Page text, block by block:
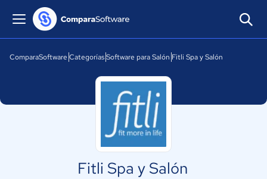
ComparaSoftware CategoríasSoftware para Salón Fitli Spa y Salón
Fitli Spa y Salón